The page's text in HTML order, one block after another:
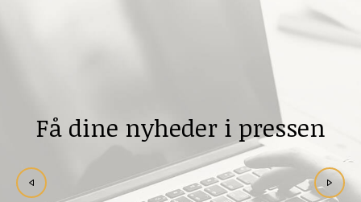
Få dine nyheder i pressen